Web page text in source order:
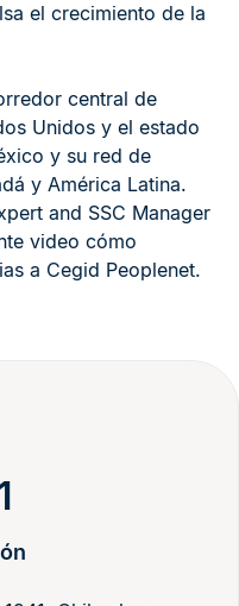
el crecimiento de la
central de
Unidos y el estado
y su red de
y América Latina.
and SSC Manager
video cómo
a Cegid Peoplenet.